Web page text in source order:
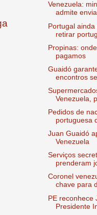
Venezuela:
admite
Portugal
retirar
Propinas:
pagamos
Guaidó
encontros
Venezuela,
Pedidos de
portuguesa
Juan Guaidó
Venezuela
Serviços
prenderam
Coronel
chave para
PE reconhece
Presidente